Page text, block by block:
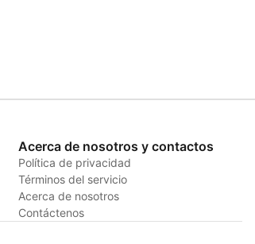
Acerca de nosotros y contactos
Política de privacidad
Términos del servicio
Acerca de nosotros
Contáctenos